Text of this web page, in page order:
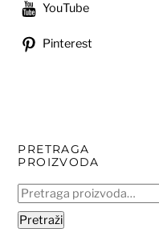
YouTube
Pinterest
PRETRAGA
PROIZVODA
Pretraga
za:
Pretraži